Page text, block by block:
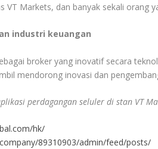
VT Markets, dan banyak sekali orang
industri keuangan
broker yang inovatif secara
mendorong inovasi dan
perdagangan seluler di stan VT
hk/
89310903/admin/feed/posts/